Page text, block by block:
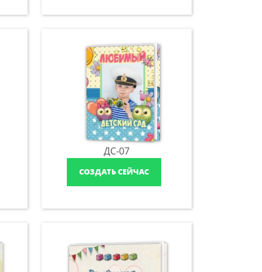
ДС-07
СОЗДАТЬ СЕЙЧАС